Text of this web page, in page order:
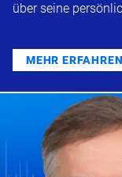
über seine
MEHR ERFAHREN